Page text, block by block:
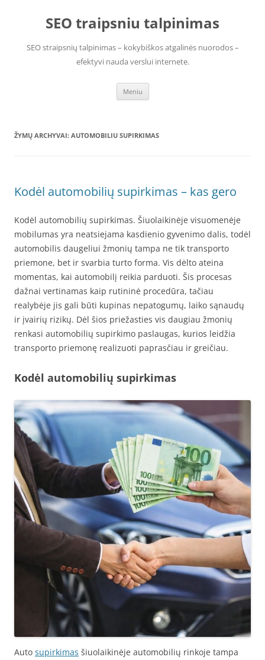
SEO traipsniu talpinimas
SEO straipsnių talpinimas – kokybiškos atgalinės nuorodos –
efektyvi nauda verslui internete.
Meniu
ŽYMŲ ARCHYVAI: AUTOMOBILIU SUPIRKIMAS
Kodėl automobilių supirkimas – kas gero
Kodėl automobilių supirkimas. Šiuolaikinėje visuomenėje
mobilumas yra neatsiejama kasdienio gyvenimo dalis, todėl
automobilis daugeliui žmonių tampa ne tik transporto
priemone, bet ir svarbia turto forma. Vis dėlto ateina
momentas, kai automobilį reikia parduoti. Šis procesas
dažnai vertinamas kaip rutininė procedūra, tačiau
realybėje jis gali būti kupinas nepatogumų, laiko sąnaudų
ir įvairių rizikų. Dėl šios priežasties vis daugiau žmonių
renkasi automobilių supirkimo paslaugas, kurios leidžia
transporto priemonę realizuoti paprasčiau ir greičiau.
Kodėl automobilių supirkimas
Auto supirkimas šiuolaikinėje automobilių rinkoje tampa